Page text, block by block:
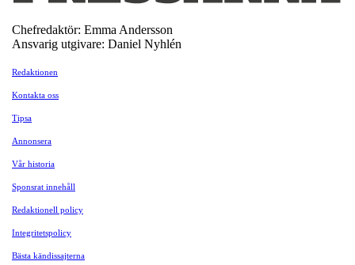
Chefredaktör: Emma Andersson
Ansvarig utgivare: Daniel Nyhlén
Redaktionen
Kontakta oss
Tipsa
Annonsera
Vår historia
Sponsrat innehåll
Redaktionell policy
Integritetspolicy
Bästa kändissajterna